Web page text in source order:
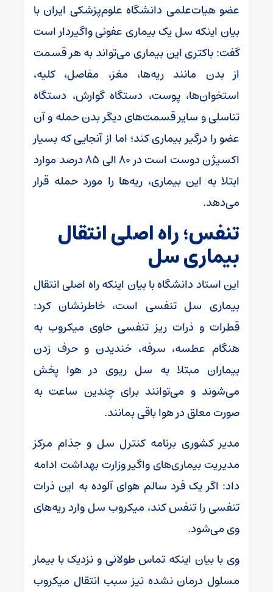
عضو هیات‌علمی دانشگاه علوم‌پزشکی ایران با
بیان اینکه سل یک بیماری عفونی واگیردار است
گفت: باکتری این بیماری می‌تواند به هر قسمت
از بدن مانند ریه‌ها، مغز، مفاصل، کلیه،
استخوان‌ها، پوست، دستگاه گوارش، دستگاه
تناسلی و سایر قسمت‌های دیگر بدن حمله و آن
عضو را درگیر بیماری کند؛ اما از آنجایی که بسیار
اکسیژن دوست است در ۸۰ الی ۸۵ درصد موارد
ابتلا به این بیماری، ریه‌ها را مورد حمله قرار
می‌دهد.
تنفس؛ راه‌ اصلی انتقال
بیماری سل
این استاد دانشگاه با بیان اینکه راه‌ اصلی انتقال
بیماری سل تنفسی است، خاطرنشان کرد:
قطرات و ذرات ریز تنفسی حاوی میکروب به
هنگام عطسه، سرفه، خندیدن و حرف زدن
بیماران مبتلا به سل ریوی در هوا پخش
می‌شوند و می‌توانند برای چندین ساعت به
صورت معلق در هوا باقی‌ بمانند.
مدیر کشوری برنامه کنترل سل و جذام مرکز
مدیریت بیماری‌های واگیر وزارت بهداشت ادامه
داد: اگر یک فرد سالم هوای آلوده به این ذرات
تنفسی را تنفس کند، میکروب سل وارد ریه‌های
وی می‌شود.
وی با بیان اینکه تماس طولانی و نزدیک با بیمار
مسلول درمان نشده نیز سبب انتقال میکروب